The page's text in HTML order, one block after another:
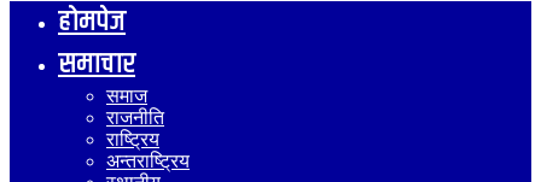
होमपेज
समाचार
समाज
राजनीति
राष्ट्रिय
अन्तराष्ट्रिय